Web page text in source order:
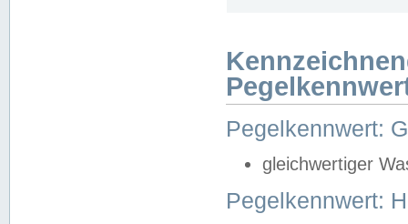
Pegelkennwert:
gleichwertiger
Pegelkennwert: